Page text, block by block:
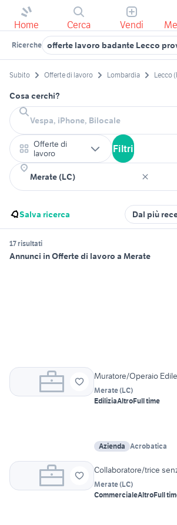
Home Cerca Vendi
Ricerche offerte lavoro badante Lecco
Subito Offerte di lavoro Lombardia Lecco
Cosa cerchi?
Offerte di
lavoro
Filtri
Salva ricerca Dal più
17 risultati
Annunci in Offerte di lavoro a Merate
Muratore/Operaio
Merate(LC)
EdiliziaAltroFull time
Azienda Acrobatica
Collaboratore/trice
Merate(LC)
CommercialeAltroFull